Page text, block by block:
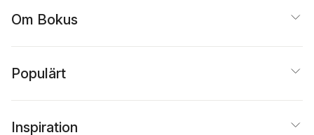
Om Bokus
Populärt
Inspiration